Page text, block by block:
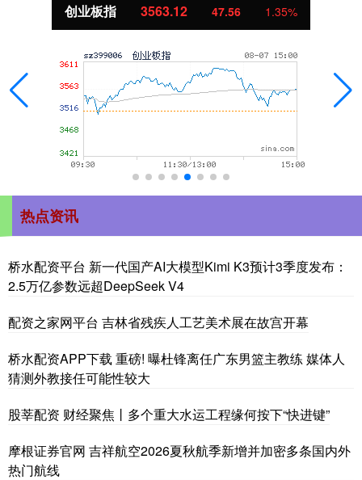
创业板指 3563.12 47.56 1.35%
热点资讯
桥水配资平台 新一代国产AI大模型Kimi K3预计3季度发布：
2.5万亿参数远超DeepSeek V4
配资之家网平台 吉林省残疾人工艺美术展在故宫开幕
桥水配资APP下载 重磅! 曝杜锋离任广东男篮主教练 媒体人
猜测外教接任可能性较大
股莘配资 财经聚焦丨多个重大水运工程缘何按下“快进键”
摩根证券官网 吉祥航空2026夏秋航季新增并加密多条国内外
热门航线